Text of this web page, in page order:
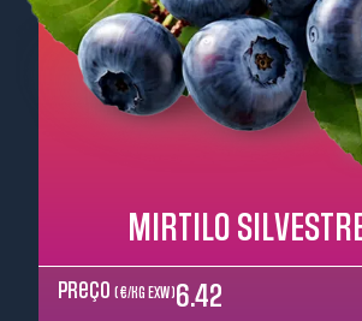
MIRTILO
Preço ( €/kg EXW ) 6.42